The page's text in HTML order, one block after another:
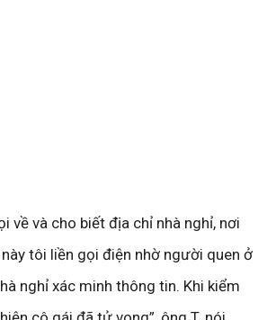
về và cho biết địa chỉ nhà nghỉ, nơi
tôi liền gọi điện nhờ người quen ở
nghỉ xác minh thông tin. Khi kiểm